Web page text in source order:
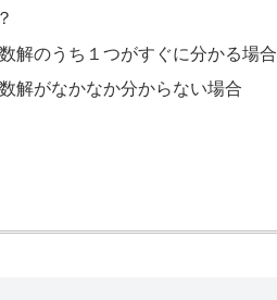
解のうち１つがすぐに分かる場合
解がなかなか分からない場合